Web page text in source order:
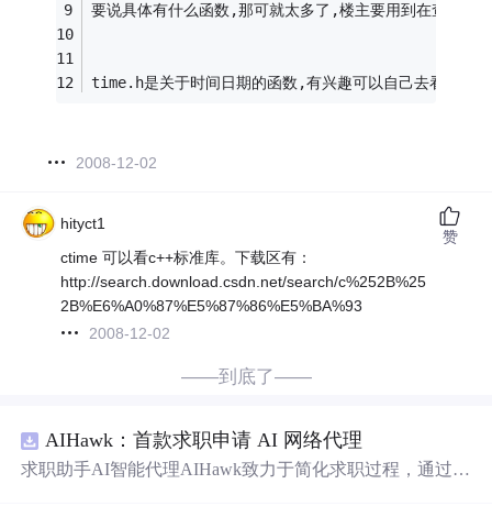
要说具体有什么函数,那可就太多了,楼主要用到在查吧
time.h是关于时间日期的函数,有兴趣可以自己去看到底
2008-12-02
hityct1
ctime 可以看c++标准库。下载区有：
http://search.download.csdn.net/search/c%252B%25
2B%E6%A0%87%E5%87%86%E5%BA%93
2008-12-02
赞
——到底了——
AIHawk：首款求职申请 AI 网络代理
求职助手AI智能代理AIHawk致力于简化求职过程，通过自